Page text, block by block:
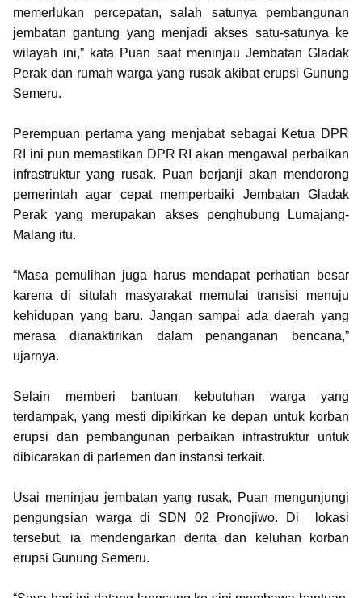
memerlukan percepatan, salah satunya pembangunan
jembatan gantung yang menjadi akses satu-satunya ke
wilayah ini,” kata Puan saat meninjau Jembatan Gladak
Perak dan rumah warga yang rusak akibat erupsi Gunung
Semeru.
Perempuan pertama yang menjabat sebagai Ketua DPR
RI ini pun memastikan DPR RI akan mengawal perbaikan
infrastruktur yang rusak. Puan berjanji akan mendorong
pemerintah agar cepat memperbaiki Jembatan Gladak
Perak yang merupakan akses penghubung Lumajang-
Malang itu.
“Masa pemulihan juga harus mendapat perhatian besar
karena di situlah masyarakat memulai transisi menuju
kehidupan yang baru. Jangan sampai ada daerah yang
merasa dianaktirikan dalam penanganan bencana,”
ujarnya.
Selain memberi bantuan kebutuhan warga yang
terdampak, yang mesti dipikirkan ke depan untuk korban
erupsi dan pembangunan perbaikan infrastruktur untuk
dibicarakan di parlemen dan instansi terkait.
Usai meninjau jembatan yang rusak, Puan mengunjungi
pengungsian warga di SDN 02 Pronojiwo. Di lokasi
tersebut, ia mendengarkan derita dan keluhan korban
erupsi Gunung Semeru.